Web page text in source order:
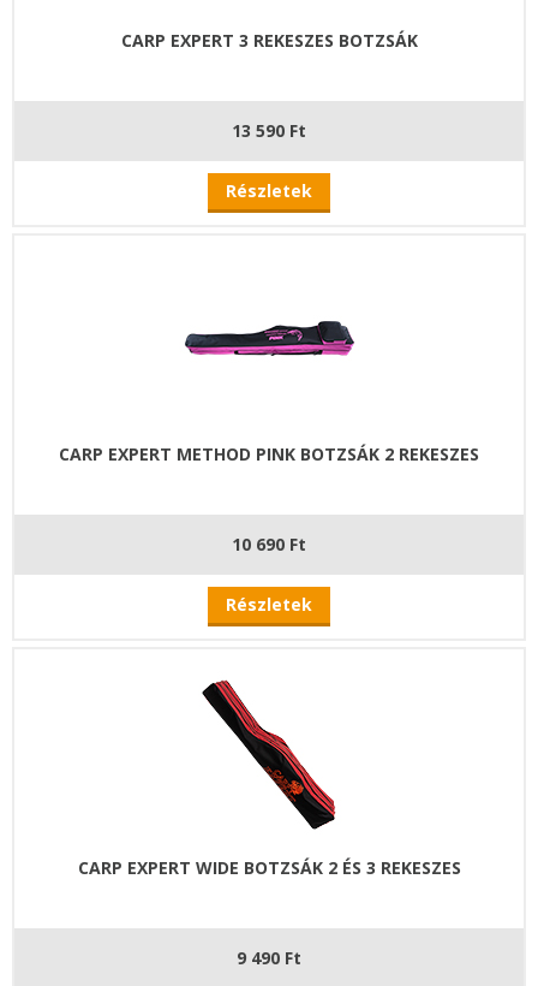
CARP EXPERT 3 REKESZES BOTZSÁK
13 590 Ft
Részletek
CARP EXPERT METHOD PINK BOTZSÁK 2 REKESZES
10 690 Ft
Részletek
CARP EXPERT WIDE BOTZSÁK 2 ÉS 3 REKESZES
9 490 Ft